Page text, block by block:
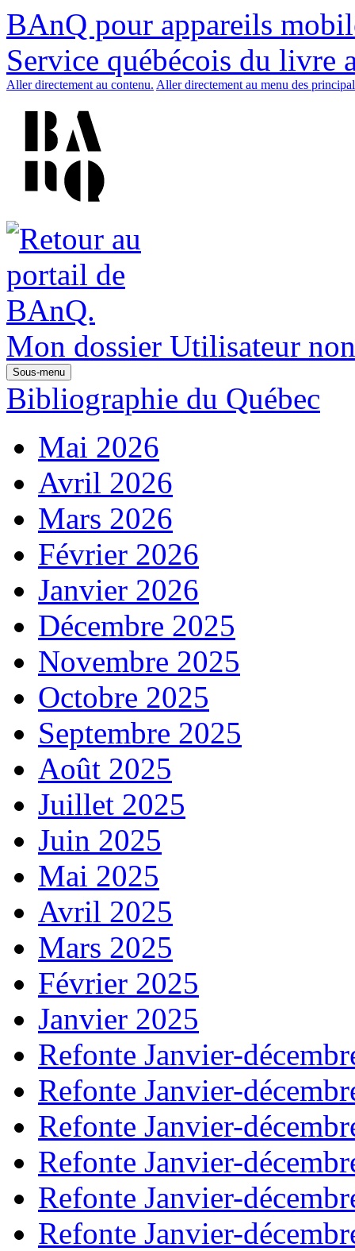
BAnQ pour appareils
Service québécois du livre
Aller directement au contenu. Aller directement au menu des
Mon dossier Utilisateur
Sous-menu
Bibliographie du Québec
Mai 2026
Avril 2026
Mars 2026
Février 2026
Janvier 2026
Décembre 2025
Novembre 2025
Octobre 2025
Septembre 2025
Août 2025
Juillet 2025
Juin 2025
Mai 2025
Avril 2025
Mars 2025
Février 2025
Janvier 2025
Refonte Janvier-
Refonte Janvier-
Refonte Janvier-
Refonte Janvier-
Refonte Janvier-
Refonte Janvier-